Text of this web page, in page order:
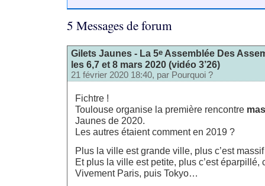
5 Messages de forum
Gilets Jaunes - La 5e Assemblée Des
les 6,7 et 8 mars 2020 (vidéo 3’26)
21 février 2020 18:40, par Pourquoi ?
Fichtre !
Toulouse organise la première rencontre
Jaunes de 2020.
Les autres étaient comment en 2019 ?
Plus la ville est grande ville, plus c’est massif
Et plus la ville est petite, plus c’est éparpillé,
Vivement Paris, puis Tokyo…